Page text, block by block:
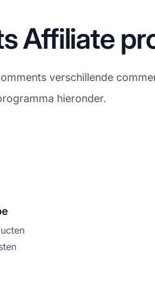
Affiliate
verschillende
hieronder.